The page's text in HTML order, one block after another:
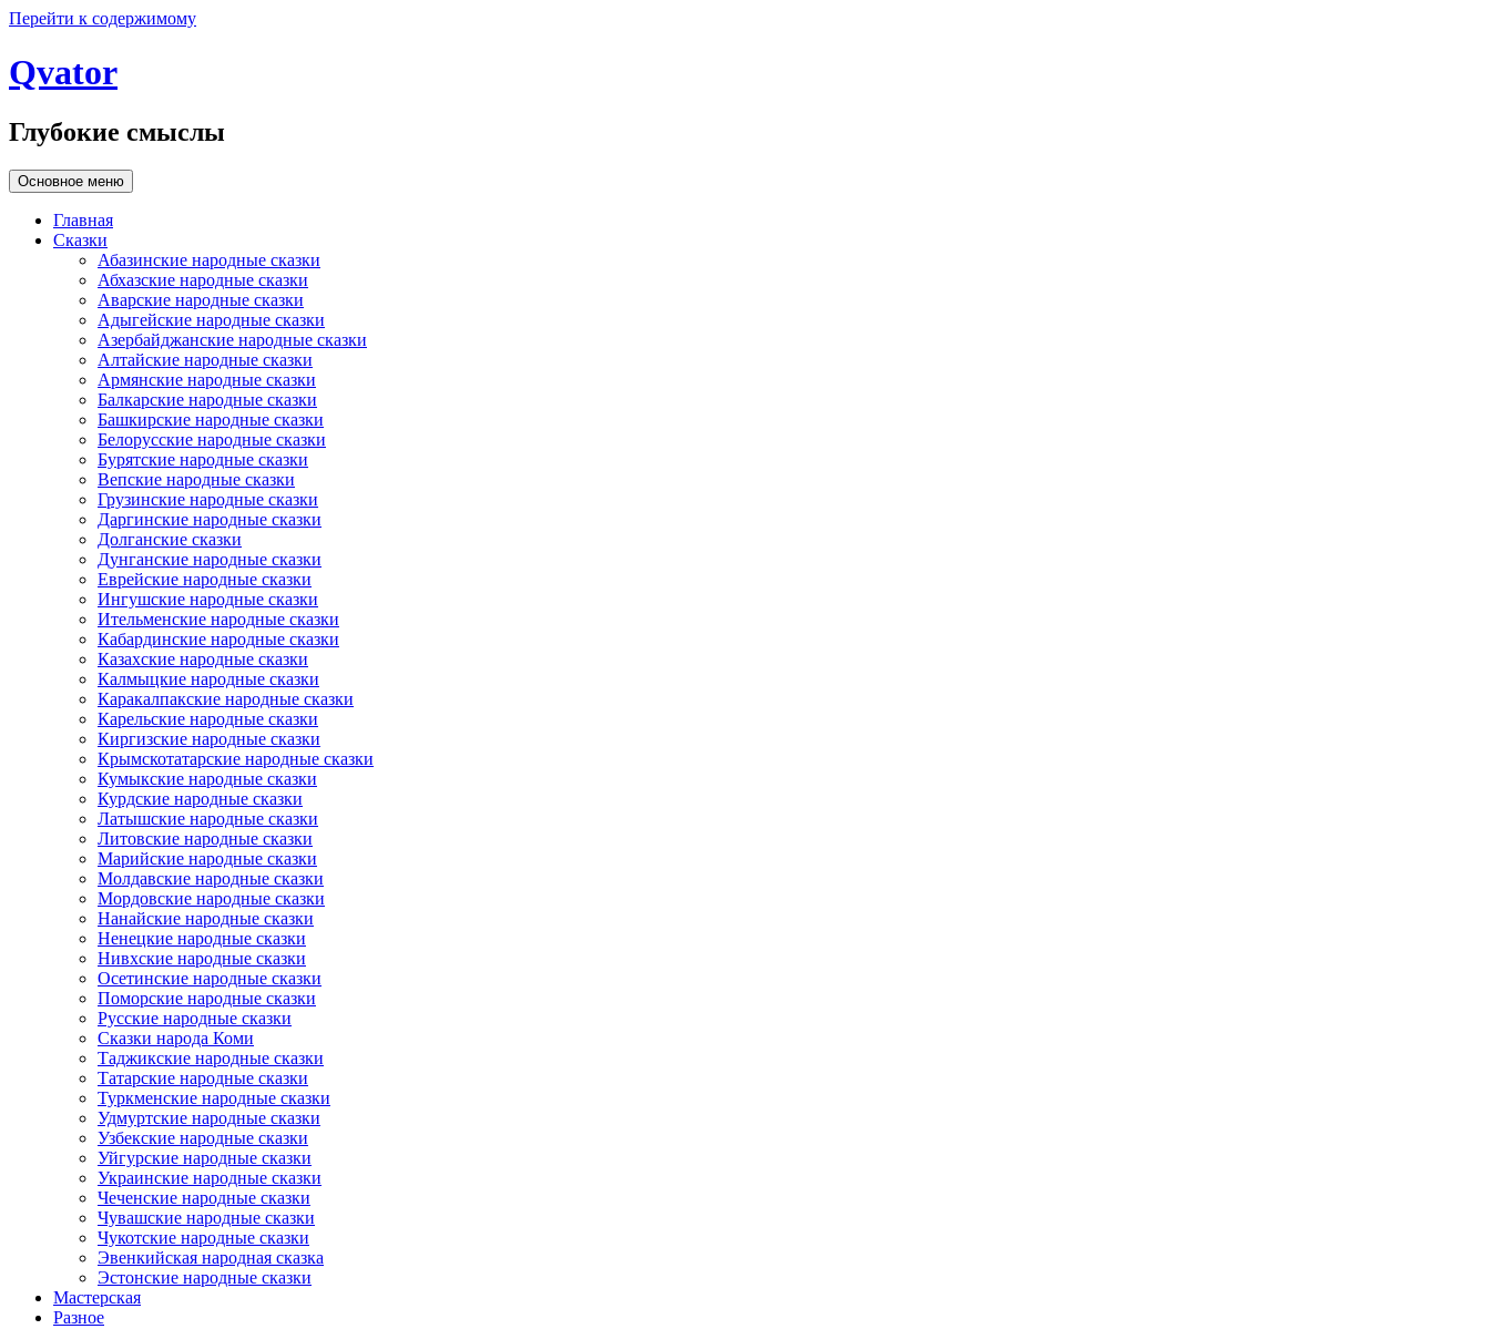
Перейти к содержимому
Qvator
Глубокие смыслы
Основное меню
Главная
Сказки
Абазинские народные сказки
Абхазские народные сказки
Аварские народные сказки
Адыгейские народные сказки
Азербайджанские народные сказки
Алтайские народные сказки
Армянские народные сказки
Балкарские народные сказки
Башкирские народные сказки
Белорусские народные сказки
Бурятские народные сказки
Вепские народные сказки
Грузинские народные сказки
Даргинские народные сказки
Долганские сказки
Дунганские народные сказки
Еврейские народные сказки
Ингушские народные сказки
Ительменские народные сказки
Кабардинские народные сказки
Казахские народные сказки
Калмыцкие народные сказки
Каракалпакские народные сказки
Карельские народные сказки
Киргизские народные сказки
Крымскотатарские народные сказки
Кумыкские народные сказки
Курдские народные сказки
Латышские народные сказки
Литовские народные сказки
Марийские народные сказки
Молдавские народные сказки
Мордовские народные сказки
Нанайские народные сказки
Ненецкие народные сказки
Нивхские народные сказки
Осетинские народные сказки
Поморские народные сказки
Русские народные сказки
Сказки народа Коми
Таджикские народные сказки
Татарские народные сказки
Туркменские народные сказки
Удмуртские народные сказки
Узбекские народные сказки
Уйгурские народные сказки
Украинские народные сказки
Чеченские народные сказки
Чувашские народные сказки
Чукотские народные сказки
Эвенкийская народная сказка
Эстонские народные сказки
Мастерская
Разное